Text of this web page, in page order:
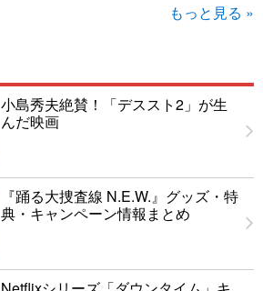
もっと見る »
小島秀夫絶賛！「デススト2」が生
んだ映画
『踊る大捜査線 N.E.W.』グッズ・特
典・キャンペーン情報まとめ